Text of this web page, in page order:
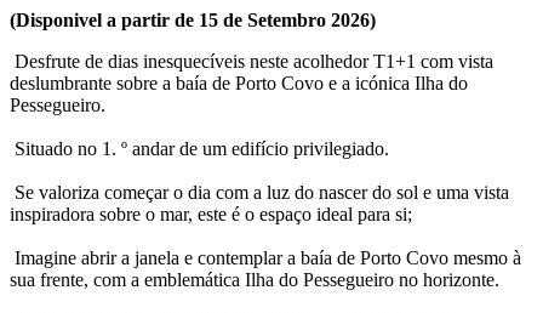
(Disponivel a partir de 15 de Setembro 2026)
Desfrute de dias inesquecíveis neste acolhedor T1+1 com vista
deslumbrante sobre a baía de Porto Covo e a icónica Ilha do
Pessegueiro.
Situado no 1. º andar de um edifício privilegiado.
Se valoriza começar o dia com a luz do nascer do sol e uma vista
inspiradora sobre o mar, este é o espaço ideal para si;
Imagine abrir a janela e contemplar a baía de Porto Covo mesmo à
sua frente, com a emblemática Ilha do Pessegueiro no horizonte.